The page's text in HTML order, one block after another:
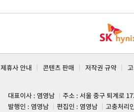
제휴사 안내 콘텐츠 판매 저작권 규약
대표이사 : 염영남
주소 : 서울 중구 퇴계로
발행인 : 염영남
편집인 : 염영남
고충처리